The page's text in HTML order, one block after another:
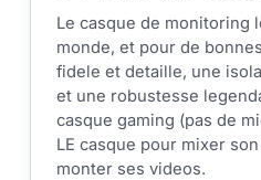
Le casque de monitoring
monde, et pour de
fidele et detaille, une
et une robustesse
casque gaming (pas de
LE casque pour mixer
monter ses videos.